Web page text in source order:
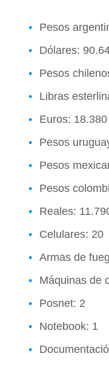
Pesos
Dólares:
Pesos
Libras
Euros: 18.380
Pesos
Pesos
Pesos
Reales:
Celulares: 20
Armas de
Máquinas de
Posnet: 2
Notebook: 1